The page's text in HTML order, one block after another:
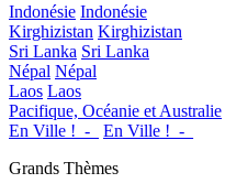
Indonésie Indonésie
Kirghizistan Kirghizistan
Sri Lanka Sri Lanka
Népal Népal
Laos Laos
Pacifique, Océanie et Australie
En Ville !_-_
En Ville !_-_
Grands Thèmes